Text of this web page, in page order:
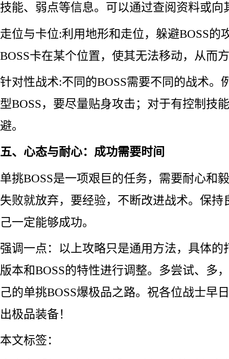
技能、弱点等信息。可以通过查阅资料或向
走位与卡位:利用地形和走位，躲避BOSS的
BOSS卡在某个位置，使其无法移动，从而
针对性战术:不同的BOSS需要不同的战术。
型BOSS，要尽量贴身攻击；对于有控制技
避。
五、心态与耐心：成功需要时间
单挑BOSS是一项艰巨的任务，需要耐心和
失败就放弃，要经验，不断改进战术。保持
己一定能够成功。
强调一点：以上攻略只是通用方法，具体的
版本和BOSS的特性进行调整。多尝试、多
己的单挑BOSS爆极品之路。祝各位战士早
出极品装备！
本文标签：